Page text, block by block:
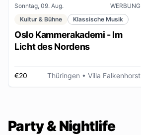
Sonntag, 09. Aug.
WERBUNG
Kultur & Bühne
Klassische Musik
Oslo Kammerakademi - Im
Licht des Nordens
€20 Thüringen • Villa Falkenhorst
Party & Nightlife